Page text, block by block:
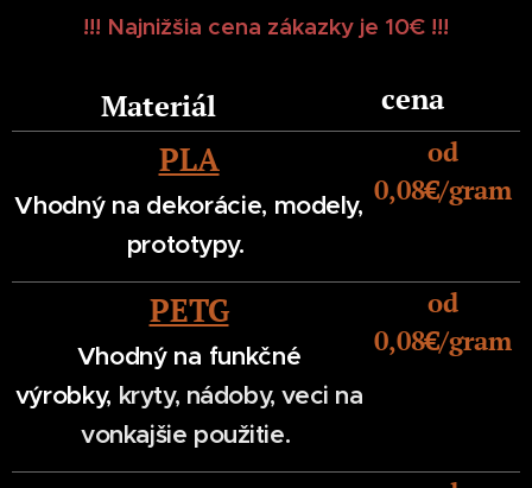
!!! Najnižšia cena zákazky je 10€ !!!
Materiál cena
PLA
Vhodný na dekorácie, modely,
prototypy.
od
0,08€/gram
PETG
Vhodný na funkčné
výrobky, kryty, nádoby, veci na
vonkajšie použitie.
od
0,08€/gram